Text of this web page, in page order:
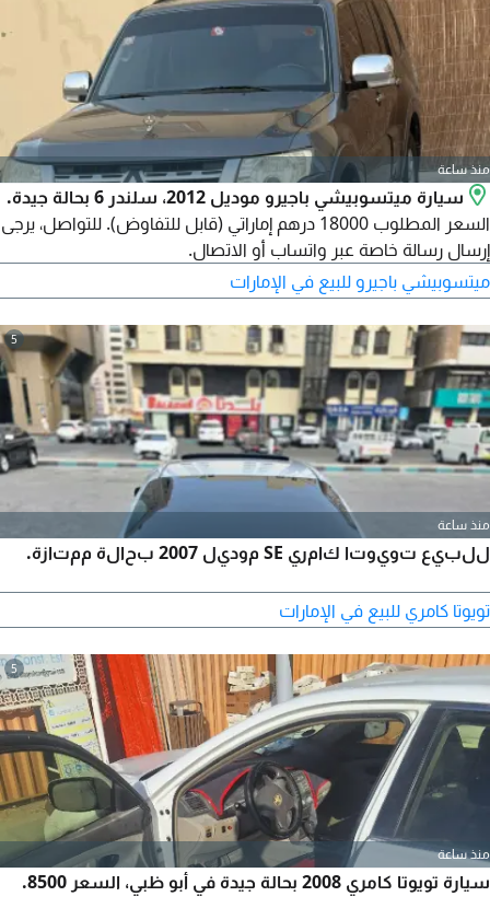
منذ ساعة
سيارة ميتسوبيشي باجيرو موديل 2012، سلندر 6 بحالة جيدة.
السعر المطلوب 18000 درهم إماراتي (قابل للتفاوض). للتواصل، يرجى
إرسال رسالة خاصة عبر واتساب أو الاتصال.
ميتسوبيشي باجيرو للبيع في الإمارات
5
منذ ساعة
للبيع تويوتا كامري SE موديل 2007 بحالة ممتازة.
تويوتا كامري للبيع في الإمارات
5
منذ ساعة
سيارة تويوتا كامري 2008 بحالة جيدة في أبو ظبي، السعر 8500.